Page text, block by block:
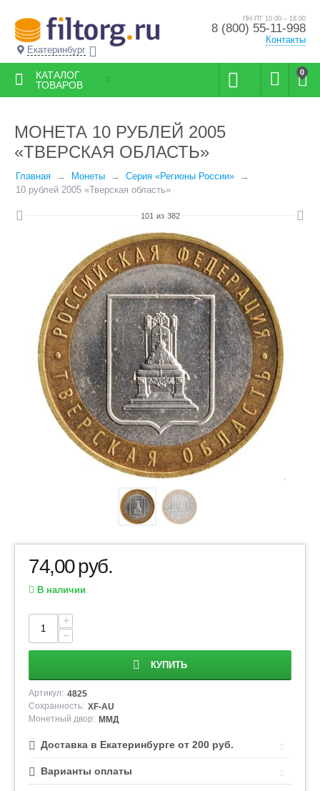
Екатеринбург
ПН-ПТ 10.00 – 18.00
8 (800) 55-11-998
Контакты
0
КАТАЛОГ
ТОВАРОВ
МОНЕТА 10 РУБЛЕЙ 2005
«ТВЕРСКАЯ ОБЛАСТЬ»
Главная Монеты
Серия «Регионы России»
10 рублей 2005 «Тверская область»
101 из 382
74,00руб.
В наличии
+
−
КУПИТЬ
Артикул: 4825
Сохранность: XF-AU
Монетный двор: ММД
Доставка в Екатеринбурге от 200 руб.
Варианты оплаты